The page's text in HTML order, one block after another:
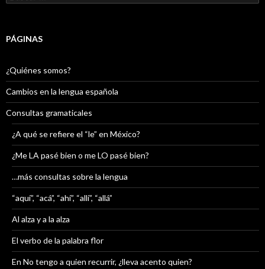
PÁGINAS
¿Quiénes somos?
Cambios en la lengua española
Consultas gramaticales
¿A qué se refiere el “le” en México?
¿Me LA pasé bien o me LO pasé bien?
…más consultas sobre la lengua
“aquí”, “acá”, “ahí”, “allí”, “allá”
Al alza y a la alza
El verbo de la palabra flor
En No tengo a quien recurrir, ¿lleva acento quien?